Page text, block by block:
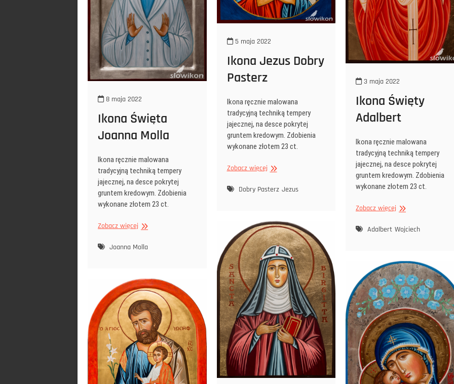
8 maja 2022
Ikona Święta
Joanna Molla
Ikona ręcznie malowana
tradycyjną techniką tempery
jajecznej, na desce pokrytej
gruntem kredowym. Zdobienia
wykonane złotem 23 ct.
Zobacz więcej Ikona
Joanna
Joanna Molla
5 maja 2022
Ikona Jezus Dobry
Pasterz
Ikona ręcznie malowana
tradycyjną techniką tempery
jajecznej, na desce pokrytej
gruntem kredowym. Zdobienia
wykonane złotem 23 ct.
Zobacz więcejIkona
Dobry
Dobry Pasterz Jezus
3 maja 2022
Ikona Święty
Adalbert
Ikona ręcznie malowana
tradycyjną techniką tempery
jajecznej, na desce pokrytej
gruntem kredowym. Zdobienia
wykonane złotem 23 ct.
Zobacz więcej Ikona
Adalbert
Adalbert Wojciech